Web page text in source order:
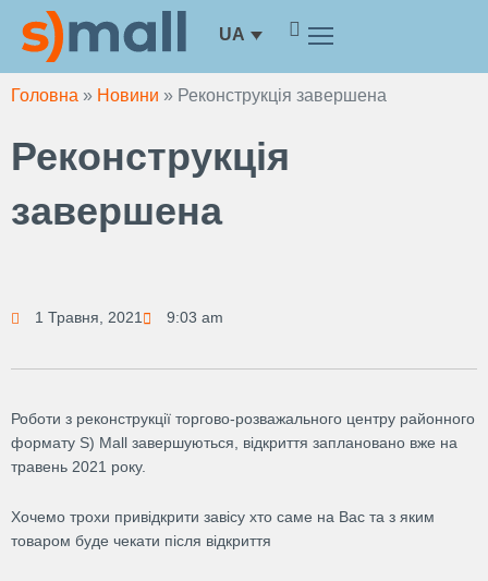
Перейти
вмісту
UA
Головна » Новини » Реконструкція завершена
Реконструкція
завершена
1 Травня, 2021 9:03 am
Роботи з реконструкції торгово-розважального центру районного
формату S) Mall завершуються, відкриття заплановано вже на
травень 2021 року.
Хочемо трохи привідкрити завісу хто саме на Вас та з яким
товаром буде чекати після відкриття